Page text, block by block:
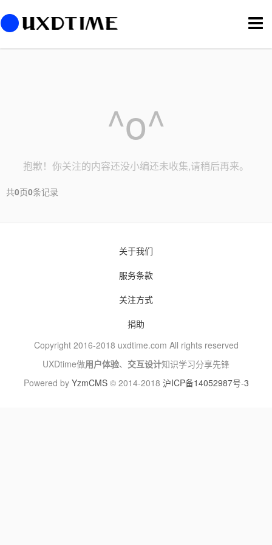
切
换
导
^o^
抱歉！你关注的内容还没小编还未收集,请稍后再来。
共0页0条记录
关于我们
服务条款
关注方式
捐助
Copyright 2016-2018 uxdtime.com All rights reserved
UXDtime做用户体验、 交互设计知识学习分享先锋
Powered by YzmCMS© 2014-2018 沪ICP备14052987号-3